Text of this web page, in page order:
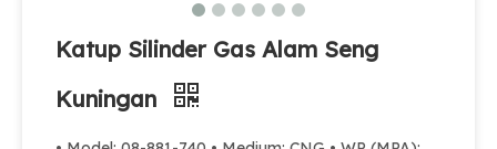
Katup Silinder Gas Alam Seng
Kuningan